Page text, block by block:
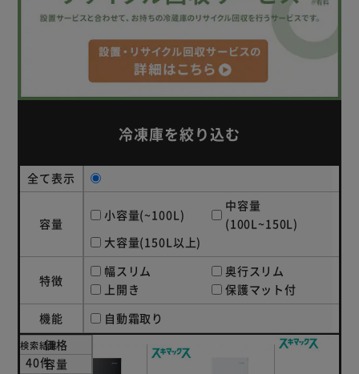
冷凍庫を絞り込む
全て表示
容量
小容量(~100L)
中容量
(100L~150L)
大容量(150L以上)
特徴
幅スリム
奥行スリム
上開き
保護マット付
機能
自動霜取り
価格
容量
検索結果
40件